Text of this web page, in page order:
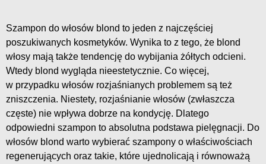
Szampon do włosów blond to jeden z najczęściej
poszukiwanych kosmetyków. Wynika to z tego, że blond
włosy mają także tendencję do wybijania żółtych odcieni.
Wtedy blond wygląda nieestetycznie. Co więcej,
w przypadku włosów rozjaśnianych problemem są też
zniszczenia. Niestety, rozjaśnianie włosów (zwłaszcza
częste) nie wpływa dobrze na kondycję. Dlatego
odpowiedni szampon to absolutna podstawa pielęgnacji. Do
włosów blond warto wybierać szampony o właściwościach
regenerujących oraz takie, które ujednolicają i równoważą